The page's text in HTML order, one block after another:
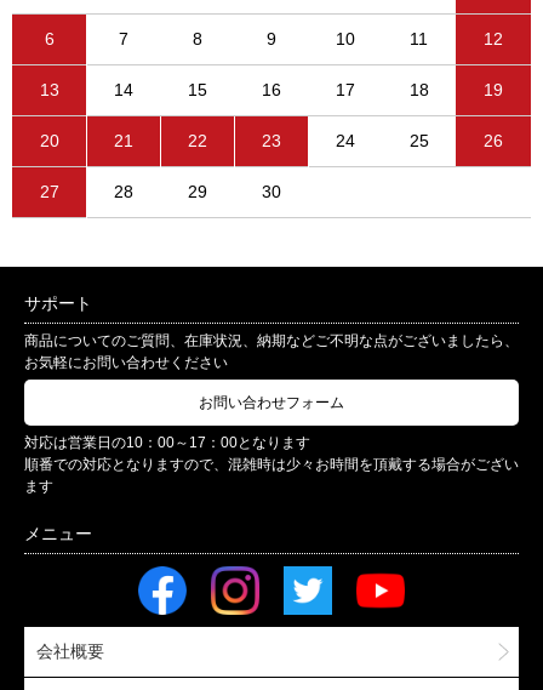
6 7 8 9 10 11 12
13 14 15 16 17 18 19
20 21 22 23 24 25 26
27 28 29 30
サポート
商品についてのご質問、在庫状況、納期などご不明な点がございましたら、
お気軽にお問い合わせください
お問い合わせフォーム
対応は営業日の10：00～17：00となります
順番での対応となりますので、混雑時は少々お時間を頂戴する場合がござい
ます
会社概要